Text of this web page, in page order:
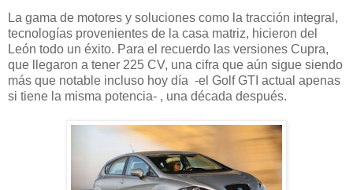
La gama de motores y soluciones como la tracción integral,
tecnologías provenientes de la casa matriz, hicieron del
León todo un éxito. Para el recuerdo las versiones Cupra,
que llegaron a tener 225 CV, una cifra que aún sigue siendo
más que notable incluso hoy día -el Golf GTI actual apenas
si tiene la misma potencia- , una década después.